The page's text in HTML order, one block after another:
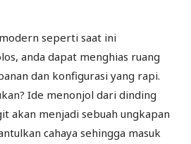
seperti saat ini
anda dapat menghias ruang
dan konfigurasi yang rapi.
Ide menonjol dari dinding
akan menjadi sebuah ungkapan
cahaya sehingga masuk